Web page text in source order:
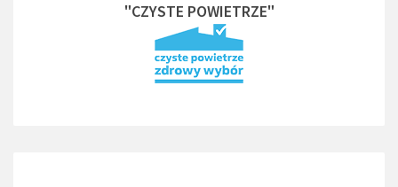
"CZYSTE POWIETRZE"